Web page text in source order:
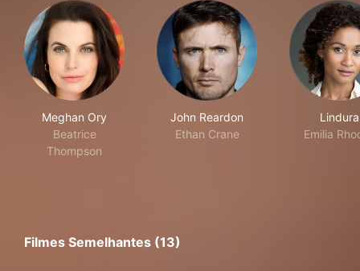
Meghan Ory
Beatrice
Thompson
John Reardon
Ethan Crane
Lindura
Emilia
Filmes Semelhantes (13)